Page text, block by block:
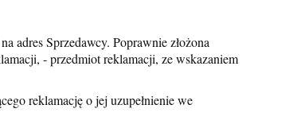
adres Sprzedawcy. Poprawnie złożona
- przedmiot reklamacji, ze wskazaniem
reklamację o jej uzupełnienie we